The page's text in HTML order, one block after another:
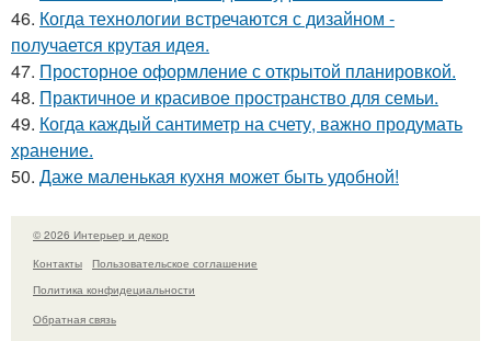
46. Когда технологии встречаются с дизайном -
получается крутая идея.
47. Просторное оформление с открытой планировкой.
48. Практичное и красивое пространство для семьи.
49. Когда каждый сантиметр на счету, важно продумать
хранение.
50. Даже маленькая кухня может быть удобной!
© 2026 Интерьер и декор
Контакты
Пользовательское соглашение
Политика конфидециальности
Обратная связь